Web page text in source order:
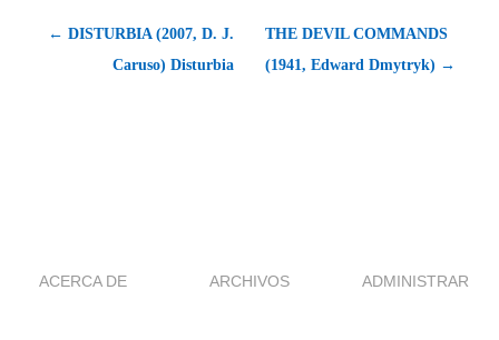
← DISTURBIA (2007, D. J.
Caruso) Disturbia
THE DEVIL COMMANDS
(1941, Edward Dmytryk) →
ACERCA DE ARCHIVOS ADMINISTRAR